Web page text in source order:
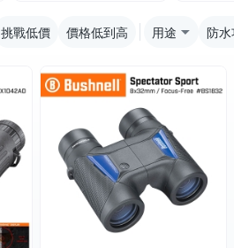
挑戰低價 價格低到高 用途 防